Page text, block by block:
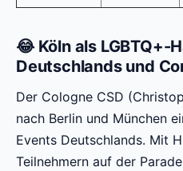
😂 Köln als LGBTQ+-
Deutschlands und
Der Cologne CSD
nach Berlin und München
Events Deutschlands. Mit
Teilnehmern auf der